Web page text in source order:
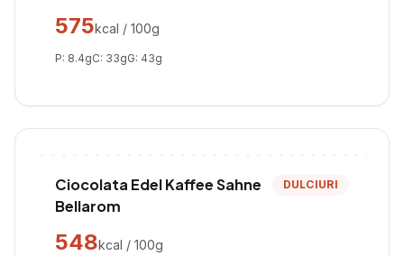
575kcal / 100g
P: 8.4gC: 33gG: 43g
Ciocolata Edel Kaffee Sahne
Bellarom
DULCIURI
548kcal / 100g